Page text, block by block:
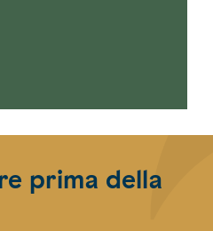
prima della